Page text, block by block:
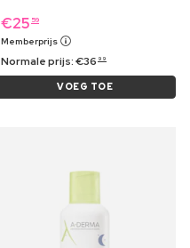
€25 59
Memberprijs
Normale prijs:€36 99
VOEG TOE